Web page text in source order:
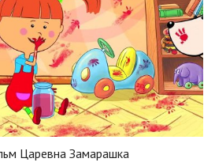
Царевна Замарашка